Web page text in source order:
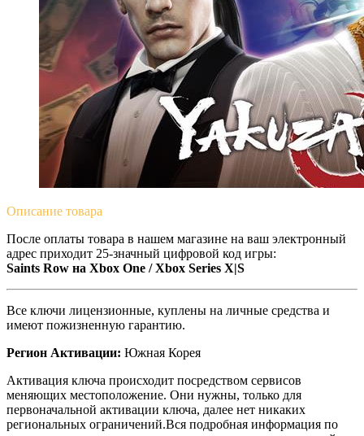
Описание товара
После оплаты товара в нашем магазине на ваш электронный
адрес приходит 25-значный цифровой код игры:
Saints Row на Xbox One / Xbox Series X|S
Все ключи лицензионные, куплены на личные средства и
имеют пожизненную гарантию.
Регион Активации: Южная Корея
Активация ключа происходит посредством сервисов
меняющих местоположение. Они нужны, только для
первоначальной активации ключа, далее нет никаких
региональных ограничений.Вся подробная информация по